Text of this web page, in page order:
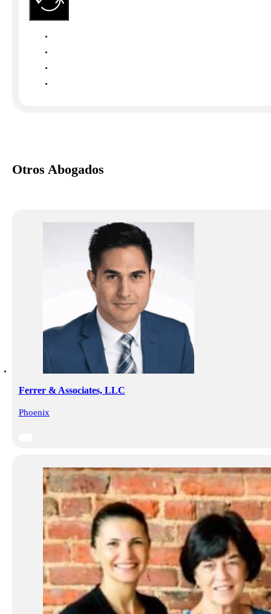
Otros Abogados
Ferrer & Associates, LLC
Phoenix